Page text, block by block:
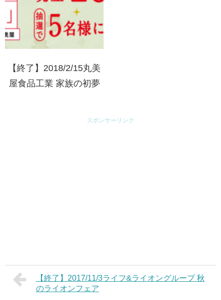
【終了】2018/2/15丸美
屋食品工業 家族の初夢
スポンサーリンク
【終了】2017/11/3ライフ&ライオングループ 秋
のライオンフェア